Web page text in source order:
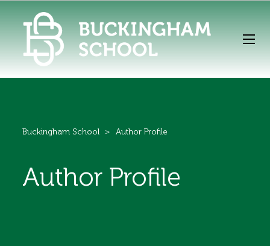
Buckingham School > Author Profile
Author Profile